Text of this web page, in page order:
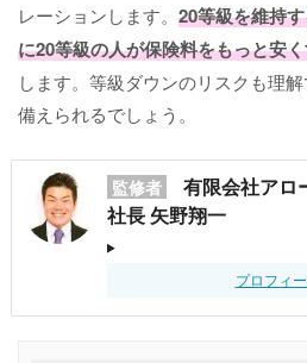
レーションします。 20等級を維持
に20等級の人が保険料をもっと安
します。等級ダウンのリスクも理
備えられるでしょう。
監修者
有限会社アロ
社長 矢野翔一
プロフィ